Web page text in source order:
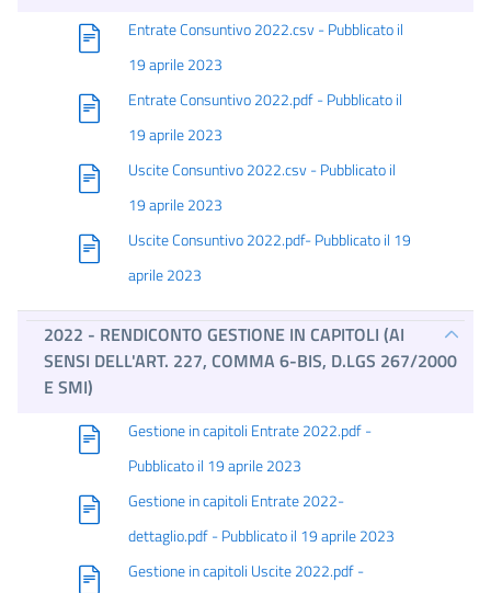
Entrate Consuntivo 2022.csv - Pubblicato il
19 aprile 2023
Entrate Consuntivo 2022.pdf - Pubblicato il
19 aprile 2023
Uscite Consuntivo 2022.csv - Pubblicato il
19 aprile 2023
Uscite Consuntivo 2022.pdf- Pubblicato il 19
aprile 2023
2022 - RENDICONTO GESTIONE IN CAPITOLI (AI
SENSI DELL'ART. 227, COMMA 6-BIS, D.LGS 267/2000
E SMI)
Gestione in capitoli Entrate 2022.pdf -
Pubblicato il 19 aprile 2023
Gestione in capitoli Entrate 2022-
dettaglio.pdf - Pubblicato il 19 aprile 2023
Gestione in capitoli Uscite 2022.pdf -